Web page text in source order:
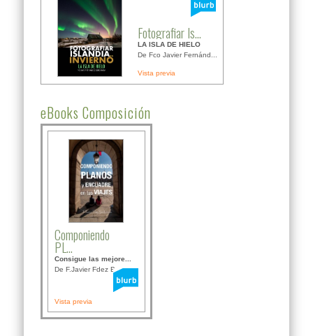
Fotografiar Is...
LA ISLA DE HIELO
De Fco Javier Fernánd...
Vista previa
eBooks Composición
Componiendo
PL...
Consigue las mejore...
De F.Javier Fdez Bor...
Vista previa